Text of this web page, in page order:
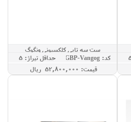
ست سه تایی کلکسیونی ونگوگ
کد: GBP-Vangog
حداقل تيراژ: 5
قيمت: 52,800,000 ريال